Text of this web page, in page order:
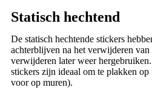
Statisch hechtend
De statisch hechtende stickers
achterblijven na het verwijderen
verwijderen later weer
stickers zijn ideaal om te plakken
voor op muren).